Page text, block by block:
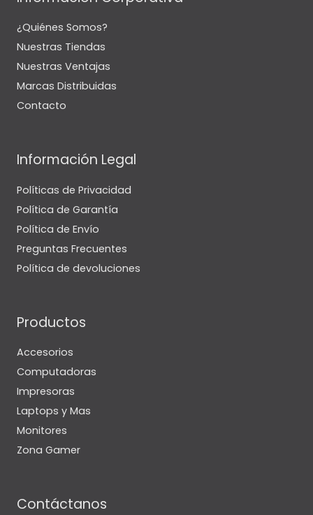
¿Quiénes Somos?
Nuestras Tiendas
Nuestras Ventajas
Marcas Distribuidas
Contacto
Información Legal
Políticas de Privacidad
Política de Garantía
Política de Envío
Preguntas Frecuentes
Política de devoluciones
Productos
Accesorios
Computadoras
Impresoras
Laptops y Mas
Monitores
Zona Gamer
Contáctanos